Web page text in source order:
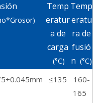
Temp
eratur
a de
carga
(°C)
Temp
eratu
ra de
fusió
n (°C)
≤135
160-
165